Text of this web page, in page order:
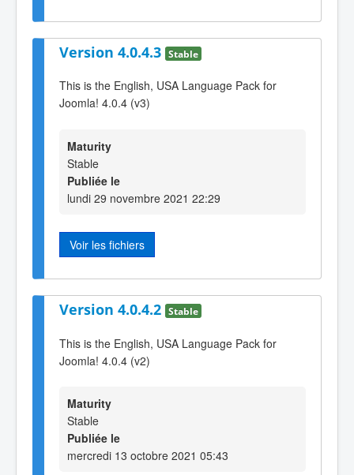
Version 4.0.4.3 Stable
This is the English, USA Language Pack for
Joomla! 4.0.4 (v3)
Maturity
Stable
Publiée le
lundi 29 novembre 2021 22:29
Voir les fichiers
Version 4.0.4.2 Stable
This is the English, USA Language Pack for
Joomla! 4.0.4 (v2)
Maturity
Stable
Publiée le
mercredi 13 octobre 2021 05:43